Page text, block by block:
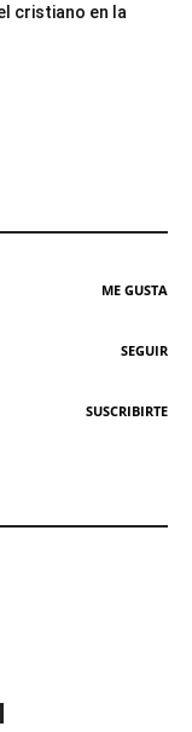
cristiano en la
ME GUSTA
SEGUIR
SUSCRIBIRTE